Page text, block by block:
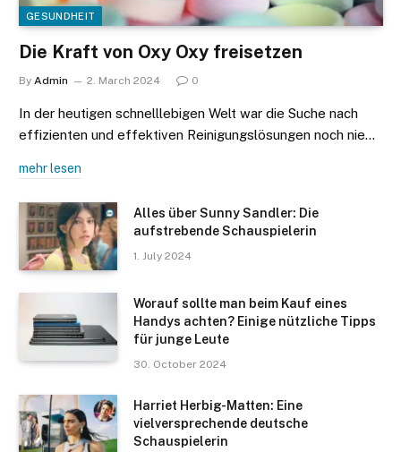
GESUNDHEIT
Die Kraft von Oxy Oxy freisetzen
By Admin 2. March 2024 0
In der heutigen schnelllebigen Welt war die Suche nach
effizienten und effektiven Reinigungslösungen noch nie…
mehr lesen
Alles über Sunny Sandler: Die
aufstrebende Schauspielerin
1. July 2024
Worauf sollte man beim Kauf eines
Handys achten? Einige nützliche Tipps
für junge Leute
30. October 2024
Harriet Herbig-Matten: Eine
vielversprechende deutsche
Schauspielerin